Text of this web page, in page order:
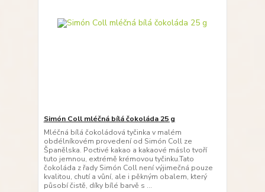
Simón Coll mléčná bílá čokoláda 25 g
Mléčná bílá čokoládová tyčinka v malém
obdélníkovém provedení od Simón Coll ze
Španělska. Poctivé kakao a kakaové máslo tvoří
tuto jemnou, extrémě krémovou tyčinku.Tato
čokoláda z řady Simón Coll není výjimečná pouze
kvalitou, chutí a vůní, ale i pěkným obalem, který
působí čistě, díky bílé barvě s ...